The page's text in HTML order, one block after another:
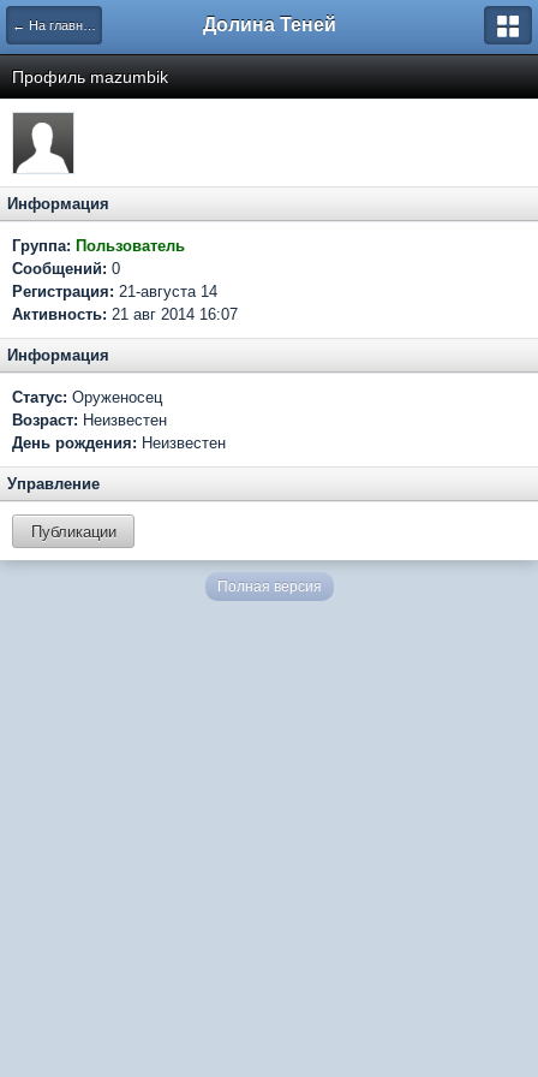
← На главную Долина Теней
Профиль mazumbik
Информация
Группа: Пользователь
Сообщений: 0
Регистрация: 21-августа 14
Активность: 21 авг 2014 16:07
Информация
Статус: Оруженосец
Возраст: Неизвестен
День рождения: Неизвестен
Управление
Публикации
Полная версия